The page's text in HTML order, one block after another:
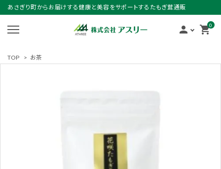
あさぎり町からお届けする健康と美容をサポートするたもぎ茸通販
person 0
shopping_cart
TOP > お茶